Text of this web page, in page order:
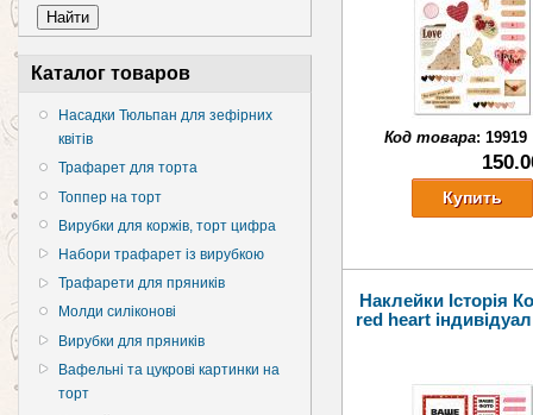
Каталог товаров
Насадки Тюльпан для зефірних
квітів
Трафарет для торта
Топпер на торт
Вирубки для коржів, торт цифра
Набори трафарет із вирубкою
Трафарети для пряників
Молди силіконові
Вирубки для пряників
Вафельні та цукрові картинки на
торт
Код товара:19919
Наклейки Історія
red heart